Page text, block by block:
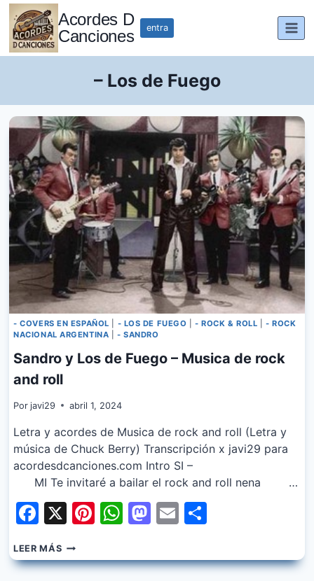
Saltar
contenido
Acordes D
Canciones
entra
– Los de Fuego
- COVERS EN ESPAÑOL - LOS DE FUEGO |- ROCK & ROLL |- ROCK
NACIONAL ARGENTINA
- SANDRO
Sandro y Los de Fuego – Musica de rock
and roll
Por javi29 abril 1, 2024
Letra y acordes de Musica de rock and roll (Letra y
música de Chuck Berry) Transcripción x javi29 para
acordesdcanciones.com Intro SI –
MI Te invitaré a bailar el rock and roll nena …
Facebook
X Pinterest
WhatsApp
Mastodon
Email
LEER MÁSSANDRO
Y
LOS